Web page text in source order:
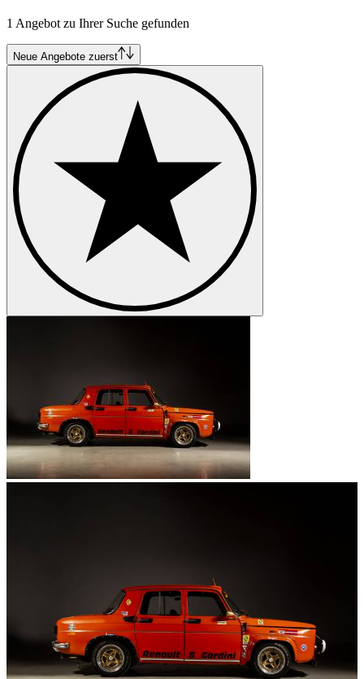
1 Angebot zu Ihrer Suche gefunden
Neue Angebote zuerst